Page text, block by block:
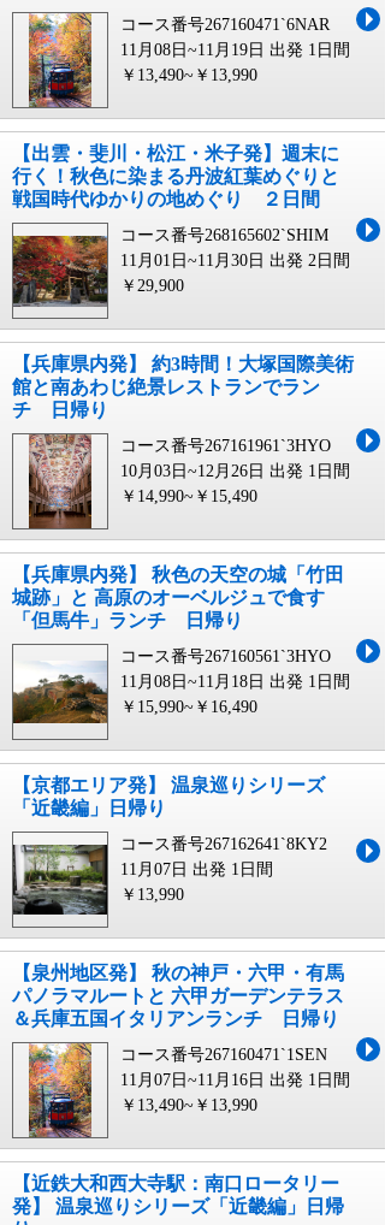
コース番号267160471`6NAR
11月08日~11月19日 出発 1日間
￥13,490~￥13,990
【出雲・斐川・松江・米子発】週末に
行く！秋色に染まる丹波紅葉めぐりと
戦国時代ゆかりの地めぐり ２日間
コース番号268165602`SHIM
11月01日~11月30日 出発 2日間
￥29,900
【兵庫県内発】 約3時間！大塚国際美術
館と南あわじ絶景レストランでラン
チ 日帰り
コース番号267161961`3HYO
10月03日~12月26日 出発 1日間
￥14,990~￥15,490
【兵庫県内発】 秋色の天空の城「竹田
城跡」と 高原のオーベルジュで食す
「但馬牛」ランチ 日帰り
コース番号267160561`3HYO
11月08日~11月18日 出発 1日間
￥15,990~￥16,490
【京都エリア発】 温泉巡りシリーズ
「近畿編」日帰り
コース番号267162641`8KY2
11月07日 出発 1日間
￥13,990
【泉州地区発】 秋の神戸・六甲・有馬
パノラマルートと 六甲ガーデンテラス
＆兵庫五国イタリアンランチ 日帰り
コース番号267160471`1SEN
11月07日~11月16日 出発 1日間
￥13,490~￥13,990
【近鉄大和西大寺駅：南口ロータリー
発】 温泉巡りシリーズ「近畿編」日帰